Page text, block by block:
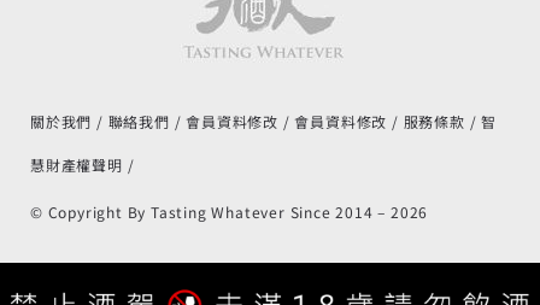
關於我們 聯絡我們 會員資料修改 會員資料修改 服務條款 智
慧財產權聲明
© Copyright By Tasting Whatever Since 2014 – 2026